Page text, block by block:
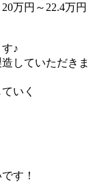
万円～22.4万円
♪
していただきま
いく
す！